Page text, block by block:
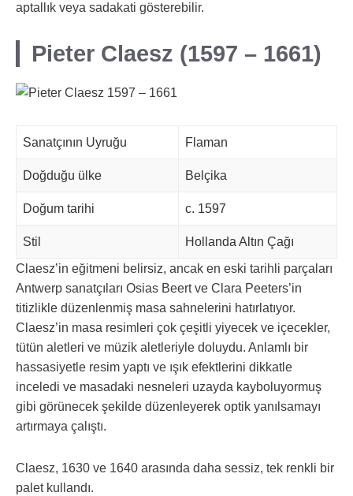
aptallık veya sadakati gösterebilir.
Pieter Claesz (1597 – 1661)
Sanatçının Uyruğu Flaman
Doğduğu ülke Belçika
Doğum tarihi c. 1597
Stil
Hollanda Altın Çağı
Claesz’in eğitmeni belirsiz, ancak en eski tarihli parçaları
Antwerp sanatçıları Osias Beert ve Clara Peeters’in
titizlikle düzenlenmiş masa sahnelerini hatırlatıyor.
Claesz’in masa resimleri çok çeşitli yiyecek ve içecekler,
tütün aletleri ve müzik aletleriyle doluydu. Anlamlı bir
hassasiyetle resim yaptı ve ışık efektlerini dikkatle
inceledi ve masadaki nesneleri uzayda kayboluyormuş
gibi görünecek şekilde düzenleyerek optik yanılsamayı
artırmaya çalıştı.
Claesz, 1630 ve 1640 arasında daha sessiz, tek renkli bir
palet kullandı.